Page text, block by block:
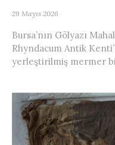
29 Mayıs 2026
Bursa’nın Gölyazı
Rhyndacum Antik
yerleştirilmiş mermer